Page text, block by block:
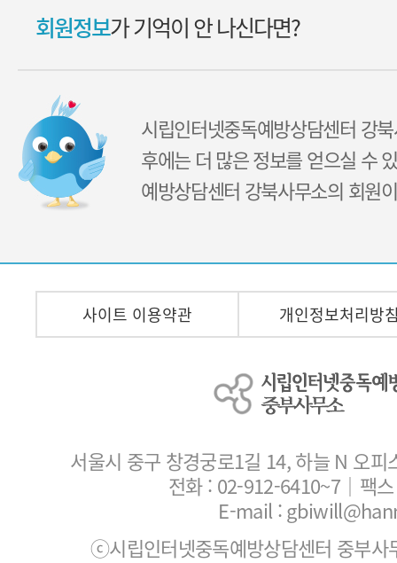
회원정보가 기억이 안 나신다면?
시립인터넷중독예방상담센터 강
후에는 더 많은 정보를 얻으실 수
예방상담센터 강북사무소의 회원
사이트 이용약관 개인정보처리방
서울시 중구 창경궁로1길 14, 하늘 N 오
전화 : 02-912-6410~7 ｜팩
E-mail :
ⓒ시립인터넷중독예방상담센터 중부